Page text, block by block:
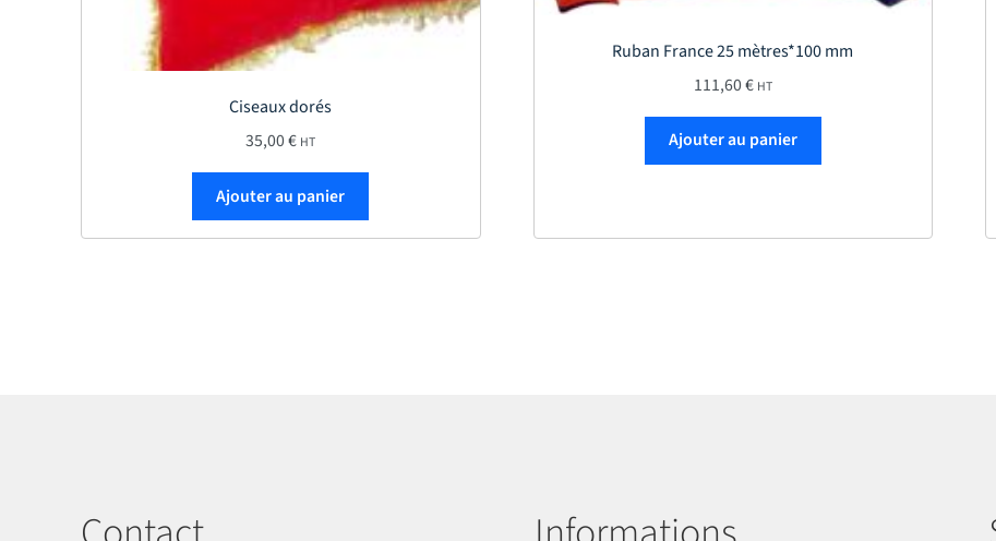
Ciseaux dorés
35,00€ HT
Ajouter au panier
Ruban France 25 mètres*100 mm
111,60€ HT
Ajouter au panier